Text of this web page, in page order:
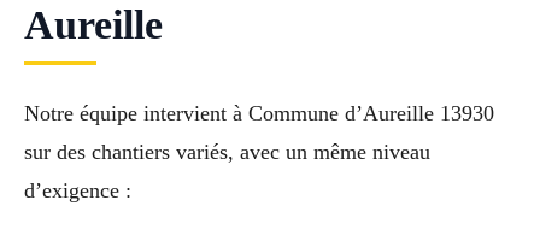
Aureille
Notre équipe intervient à Commune d’Aureille 13930
sur des chantiers variés, avec un même niveau
d’exigence :